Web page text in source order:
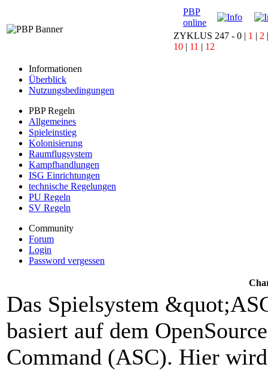
PBP
online
ZYKLUS 247 - 0 | 1 | 2
10 | 11 | 12
Informationen
Überblick
Nutzungsbedingungen
PBP Regeln
Allgemeines
Spieleinstieg
Kolonisierung
Raumflugsystem
Kampfhandlungen
ISG Einrichtungen
technische Regelungen
PU Regeln
SV Regeln
Community
Forum
Login
Password vergessen
Das Spielsystem
basiert auf dem
Command (ASC). Hier